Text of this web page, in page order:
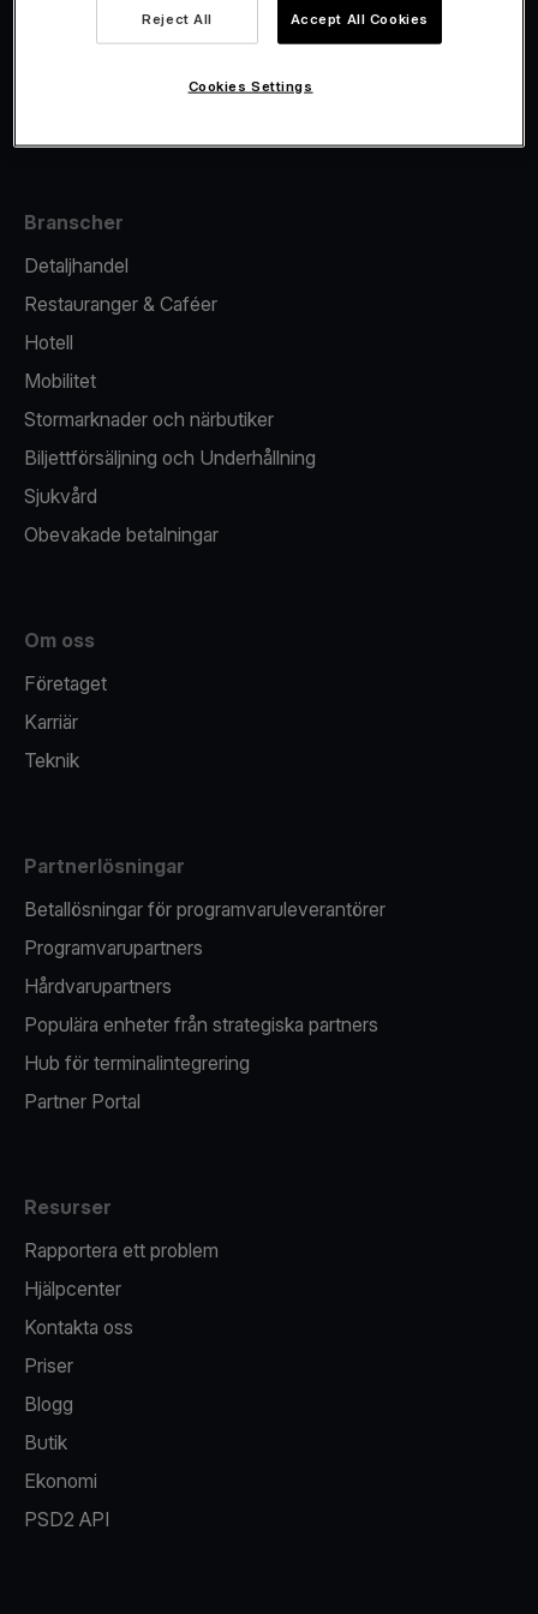
Fiskalisering
Branscher
Detaljhandel
Restauranger & Caféer
Hotell
Mobilitet
Stormarknader och närbutiker
Biljettförsäljning och Underhållning
Sjukvård
Obevakade betalningar
Om oss
Företaget
Karriär
Teknik
Partnerlösningar
Betallösningar för programvaruleverantörer
Programvarupartners
Hårdvarupartners
Populära enheter från strategiska partners
Hub för terminalintegrering
Partner Portal
Resurser
Rapportera ett problem
Hjälpcenter
Kontakta oss
Priser
Blogg
Butik
Ekonomi
PSD2 API
Reject All Accept All Cookies
Cookies Settings